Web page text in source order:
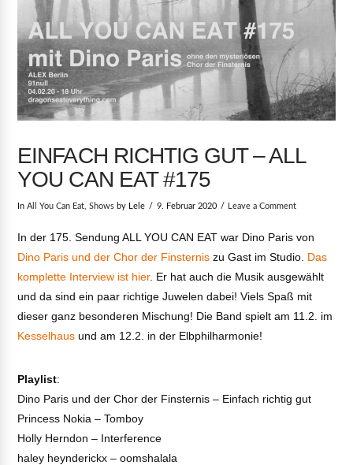
EINFACH RICHTIG GUT – ALL
YOU CAN EAT #175
InAll You Can Eat,Shows by Lele 9. Februar 2020 Leave a Comment
In der 175. Sendung ALL YOU CAN EAT war Dino Paris von
Dino Paris und der Chor der Finsternis zu Gast im Studio. Das
komplette Interview ist hier. Er hat auch die Musik ausgewählt
und da sind ein paar richtige Juwelen dabei! Viels Spaß mit
dieser ganz besonderen Mischung! Die Band spielt am 11.2. im
Kesselhaus und am 12.2. in der Elbphilharmonie!
Playlist:
Dino Paris und der Chor der Finsternis – Einfach richtig gut
Princess Nokia – Tomboy
Holly Herndon – Interference
haley heynderickx – oomshalala